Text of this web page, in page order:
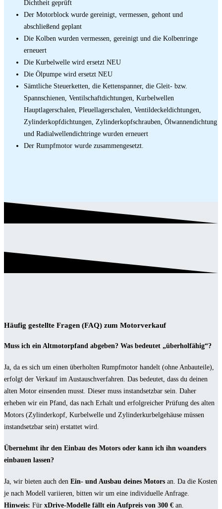
Dichtheit geprüft
Der Motorblock wurde gereinigt, vermessen, gehont und
abschließend geplant
Die Kolben wurden vermessen, gereinigt und die Kolbenringe
erneuert
Die Kurbelwelle wird ersetzt NEU
Die Ölpumpe wird ersetzt NEU
Sämtliche Steuerketten, die Kettenspanner, die Gleit- bzw.
Spannschienen, Ventilschaftdichtungen, Kurbelwellen
Hauptlagerschalen, Pleuellagerschalen, Ventildeckeldichtungen,
Zylinderkopfdichtungen, Zylinderkopfschrauben, Ölwannendichtung
und Radialwellendichtringe wurden erneuert
Der Rumpfmotor wurde zusammengesetzt.
Häufig gestellte Fragen (FAQ) zum Motorverkauf
Muss ich ein Altmotorpfand abgeben? Was bedeutet „überholfähig“?
Ja, da es sich um einen überholten Rumpfmotor handelt (ohne Anbauteile),
erfolgt der Verkauf im Austauschverfahren. Das bedeutet, dass du deinen
alten Motor einsenden musst. Dieser muss instandsetzbar sein. Daher
erheben wir ein Pfand, das nach Erhalt und erfolgreicher Prüfung des alten
Motors (Zylinderkopf, Kurbelwelle und Zylinderkurbelgehäuse müssen
instandsetzbar sein) erstattet wird.
Übernehmt ihr den Einbau des Motors oder kann ich ihn woanders
einbauen lassen?
Ja, wir bieten auch den Ein- und Ausbau deines Motors an. Da die Kosten
je nach Modell variieren, bitten wir um eine individuelle Anfrage.
Hinweis: Für xDrive-Modelle fällt ein Aufpreis von 300 € an.